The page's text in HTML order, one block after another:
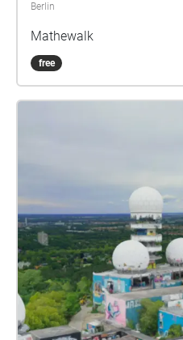
Berlin
Mathewalk
free